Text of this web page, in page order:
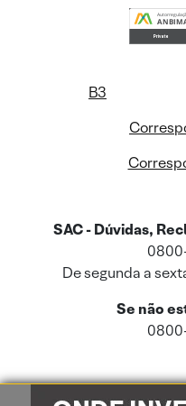
B3
SAC - Dúvidas,
De segunda a
Se não
Este site usa cookies e dados